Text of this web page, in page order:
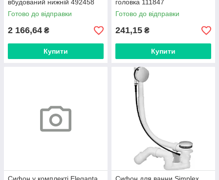
вбудований нижній 492458
Готово до відправки
2 166,64 ₴
Купити
головка 111847
Готово до відправки
241,15 ₴
Купити